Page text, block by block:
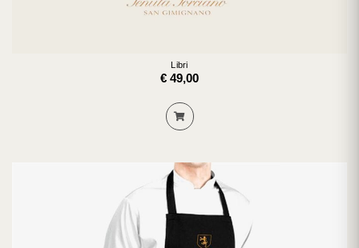
Libri
€ 49,00